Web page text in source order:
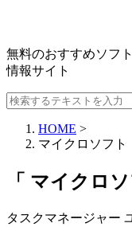
無料のおすすめソフ
情報サイト
HOME >
マイクロソフト
「 マイクロ
タスクマネージャー